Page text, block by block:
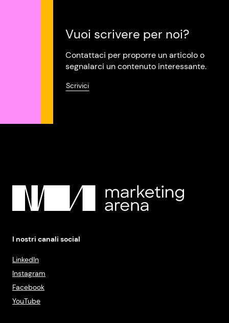
Vuoi scrivere per noi?
Contattaci per proporre un articolo o
segnalarci un contenuto interessante.
Scrivici
I nostri canali social
LinkedIn
Instagram
Facebook
YouTube